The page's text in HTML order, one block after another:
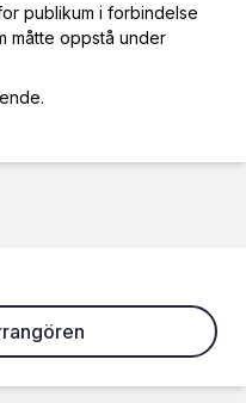
publikum i forbindelse
måtte oppstå under